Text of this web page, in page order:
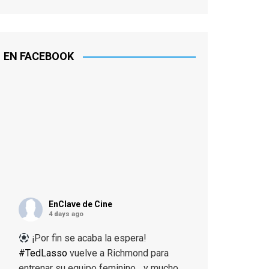
EN FACEBOOK
EnClave de Cine
4 days ago
¡Por fin se acaba la espera!
#TedLasso vuelve a Richmond para